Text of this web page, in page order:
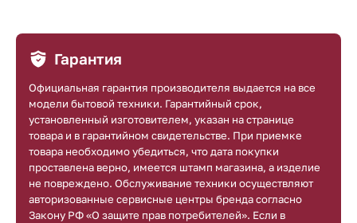
Гарантия
Официальная гарантия производителя выдается на все
модели бытовой техники. Гарантийный срок,
установленный изготовителем, указан на странице
товара и в гарантийном свидетельстве. При приемке
товара необходимо убедиться, что дата покупки
проставлена верно, имеется штамп магазина, а изделие
не повреждено. Обслуживание техники осуществляют
авторизованные сервисные центры бренда согласно
Закону РФ «О защите прав потребителей». Если в